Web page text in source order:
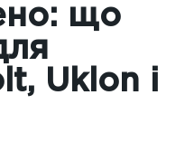
що
Uklon і